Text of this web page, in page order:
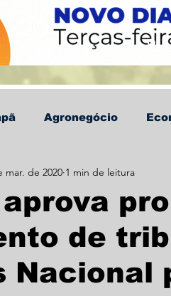
Agronegócio
Informe Publicitário
de
Nacional
mar. de 2020 1 min de leitura